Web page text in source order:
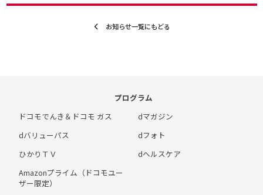
お知らせ一覧にもどる
プログラム
ドコモでんき＆ドコモ ガス
dバリューパス
ひかりＴＶ
Amazonプライム（ドコモユー
ザー限定）
dマガジン
dフォト
dヘルスケア